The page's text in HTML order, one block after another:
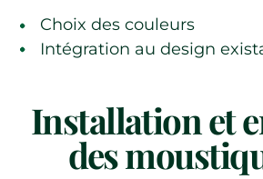
Choix des couleurs
Intégration au design
Installation et
des